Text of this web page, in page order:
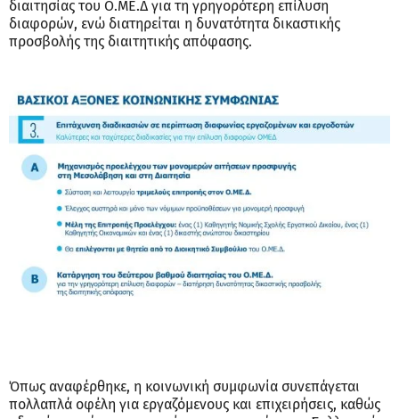
διαιτησίας του Ο.ΜΕ.Δ για τη γρηγορότερη επίλυση
διαφορών, ενώ διατηρείται η δυνατότητα δικαστικής
προσβολής της διαιτητικής απόφασης.
Όπως αναφέρθηκε, η κοινωνική συμφωνία συνεπάγεται
πολλαπλά οφέλη για εργαζόμενους και επιχειρήσεις, καθώς